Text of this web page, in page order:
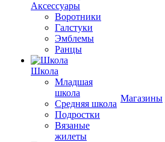
Аксессуары
Воротники
Галстуки
Эмблемы
Ранцы
Школа
Младшая
школа
Средняя школа
Подростки
Вязаные
жилеты
Магазины